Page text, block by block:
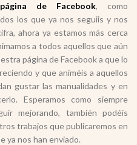
de Facebook, como
los que ya nos seguiis y nos
ahora ya estamos más cerca
a todos aquellos que aún
página de Facebook a que lo
y que animéis a aquellos
gustar las manualidades y en
Esperamos como siempre
mejorando, también podéis
trabajos que publicaremos en
ya nos han enviado.